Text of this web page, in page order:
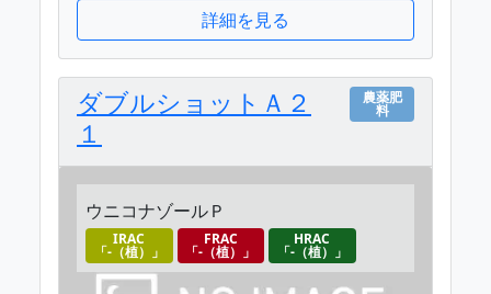
詳細を見る
ダブルショットＡ２
１
農薬肥
料
ウニコナゾールＰ
IRAC
「-（植）」
FRAC
「-（植）」
HRAC
「-（植）」